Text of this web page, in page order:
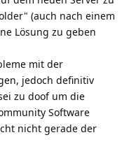
(auch nach einem
Lösung zu geben
mit der
jedoch definitiv
zu doof um die
Software
nicht gerade der